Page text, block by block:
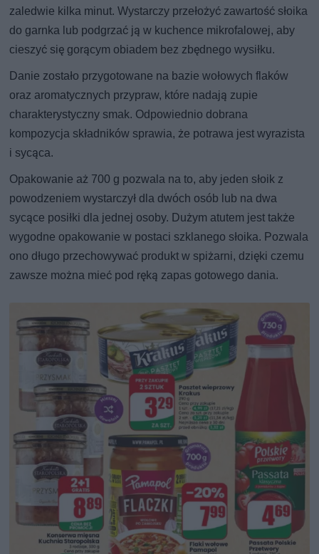
zaledwie kilka minut. Wystarczy przełożyć zawartość słoika
do garnka lub podgrzać ją w kuchence mikrofalowej, aby
cieszyć się gorącym obiadem bez zbędnego wysiłku.
Danie zostało przygotowane na bazie wołowych flaków
oraz aromatycznych przypraw, które nadają zupie
charakterystyczny smak. Odpowiednio dobrana
kompozycja składników sprawia, że potrawa jest wyrazista
i sycąca.
Opakowanie aż 700 g pozwala na to, aby jeden słoik z
powodzeniem wystarczył dla dwóch osób lub na dwa
sycące posiłki dla jednej osoby. Dużym atutem jest także
wygodne opakowanie w postaci szklanego słoika. Pozwala
ono długo przechowywać produkt w spiżarni, dzięki czemu
zawsze można mieć pod ręką zapas gotowego dania.